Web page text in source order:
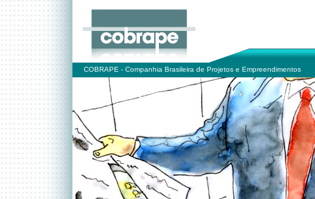
COBRAPE - Companhia Brasileira de Projetos e Empreendimentos